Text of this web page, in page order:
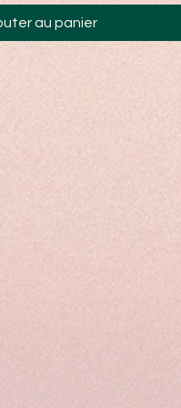
au panier